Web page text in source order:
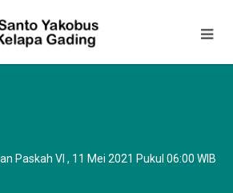
Paskah VI , 11 Mei 2021 Pukul 06:00 WIB